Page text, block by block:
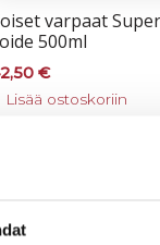
var­paat
500ml
€
Lisää ostoskoriin